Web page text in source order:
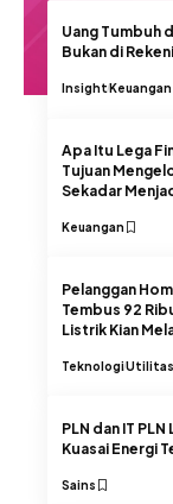
Uang Tumbuh
Bukan di
InsightKeuangan
Apa Itu Lega
Tujuan
Sekadar
Keuangan
Pelanggan
Tembus 92
Listrik Kian
TeknologiUtilitas
PLN dan IT
Kuasai Energi
Sains